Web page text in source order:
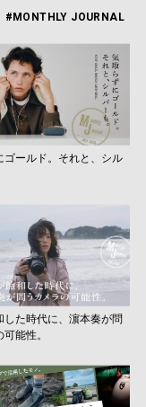
#MONTHLY JOURNAL
ゴールド。それと、シル
した時代に、濵本奏が問
能性。